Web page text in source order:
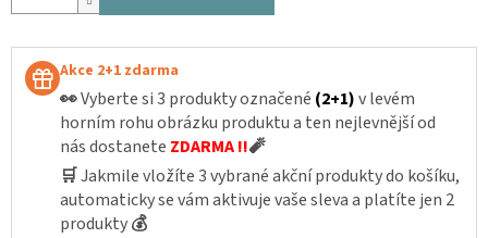
Akce 2+1 zdarma
👀Vyberte si 3 produkty označené (2+1)v levém
horním rohu obrázku produktu a ten nejlevnější od
nás dostanete ZDARMA !!🧨
🛒Jakmile vložíte 3 vybrané akční produkty do košíku,
automaticky se vám aktivuje vaše sleva a platíte jen 2
produkty💰